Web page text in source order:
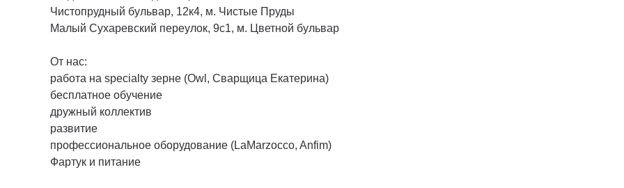
Чистопрудный бульвар, 12к4, м. Чистые Пруды
Малый Сухаревский переулок, 9с1, м. Цветной бульвар
От нас:
работа на specialty зерне (Owl, Сварщица Екатерина)
бесплатное обучение
дружный коллектив
развитие
профессиональное оборудование (LaMarzocco, Anfim)
Фартук и питание